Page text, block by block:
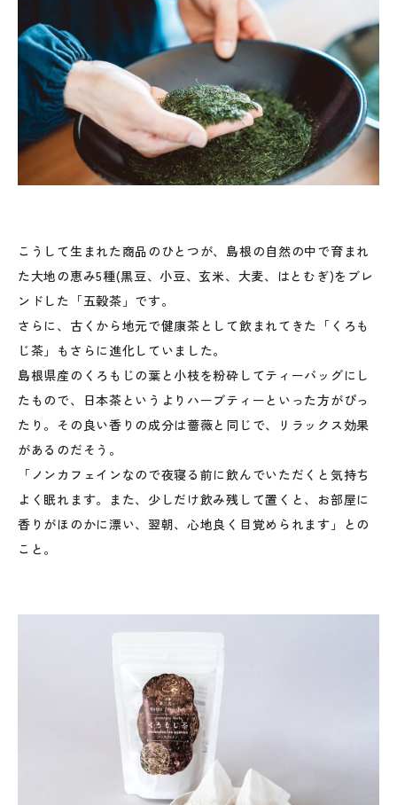
こうして生まれた商品のひとつが、島根の自然の中で育まれ
た大地の恵み5種(黒豆、小豆、玄米、大麦、はとむぎ)をブレ
ンドした「五穀茶」です。
さらに、古くから地元で健康茶として飲まれてきた「くろも
じ茶」もさらに進化していました。
島根県産のくろもじの葉と小枝を粉砕してティーバッグにし
たもので、日本茶というよりハーブティーといった方がぴっ
たり。その良い香りの成分は薔薇と同じで、リラックス効果
があるのだそう。
「ノンカフェインなので夜寝る前に飲んでいただくと気持ち
よく眠れます。また、少しだけ飲み残して置くと、お部屋に
香りがほのかに漂い、翌朝、心地良く目覚められます」との
こと。